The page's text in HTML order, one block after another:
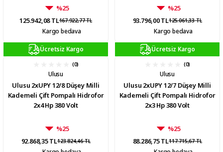
%25
125.942,08 TL167.922,77 TL
Kargo bedava
%25
93.796,00 TL125.061,33 TL
Kargo bedava
Ücretsiz Kargo
(0)
Ulusu
Ulusu 2xUPY 12/8 Düşey Milli
Kademeli Çift Pompalı Hidrofor
2x4 Hp 380 Volt
%25
92.868,35 TL123.824,46 TL
Ücretsiz Kargo
(0)
Ulusu
Ulusu 2xUPY 12/7 Düşey Milli
Kademeli Çift Pompalı Hidrofor
2x3 Hp 380 Volt
%25
88.286,75 TL117.715,67 TL